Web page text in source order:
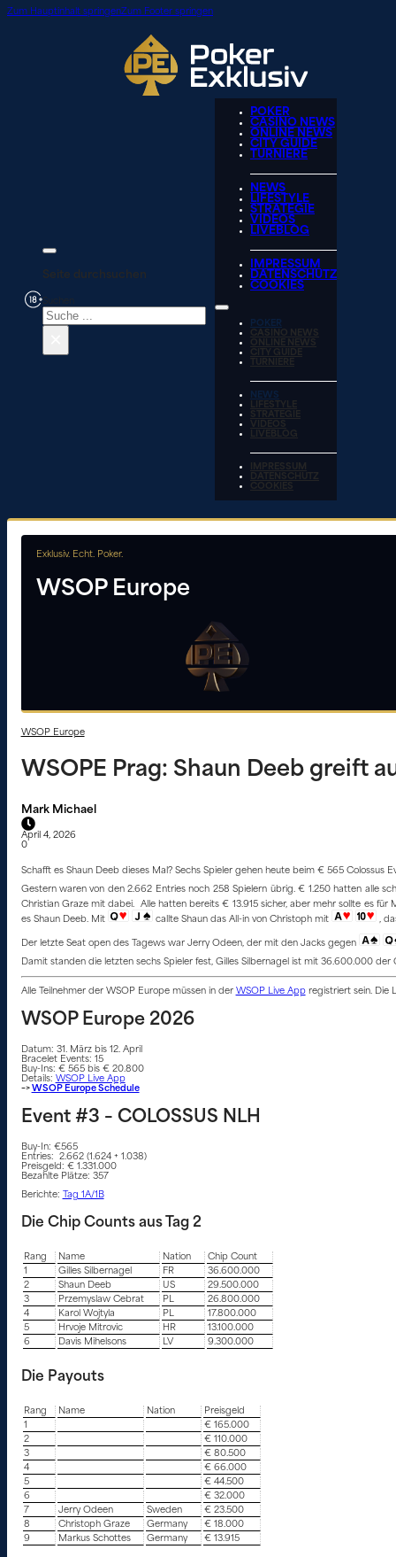
Zum Hauptinhalt springenZum Footer springen
Seite durchsuchen
POKER
CASINO NEWS
ONLINE NEWS
CITY GUIDE
TURNIERE
NEWS
LIFESTYLE
STRATEGIE
VIDEOS
LIVEBLOG
IMPRESSUM
DATENSCHUTZ
COOKIES
POKER
CASINO NEWS
ONLINE NEWS
CITY GUIDE
TURNIERE
NEWS
LIFESTYLE
STRATEGIE
VIDEOS
LIVEBLOG
IMPRESSUM
DATENSCHUTZ
COOKIES
Exklusiv. Echt. Poker.
WSOP Europe
WSOP Europe
WSOPE Prag: Shaun Deeb greift
Mark Michael
April 4, 2026
0
Schafft es Shaun Deeb dieses Mal? Sechs Spieler gehen heute beim € 565 Colossus
Gestern waren von den 2.662 Entries noch 258 Spielern übrig. € 1.250 hatten alle
Christian Graze mit dabei. Alle hatten bereits € 13.915 sicher, aber mehr sollte es
es Shaun Deeb. Mit
callte Shaun das All-in von Christoph mit ,
Der letzte Seat open des Tagews war Jerry Odeen, der mit den Jacks gegen
Damit standen die letzten sechs Spieler fest, Gilles Silbernagel ist mit 36.600.000
Alle Teilnehmer der WSOP Europe müssen in der WSOP Live Appregistriert sein. Die
WSOP Europe 2026
Datum: 31. März bis 12. April
Bracelet Events: 15
Buy-Ins: € 565 bis € 20.800
Details: WSOP Live App
–>WSOP Europe Schedule
Event #3 – COLOSSUS NLH
Buy-In: €565
Entries: 2.662 (1.624 + 1.038)
Preisgeld: € 1.331.000
Bezahlte Plätze: 357
Berichte: Tag 1A/1B
Die Chip Counts aus Tag 2
Rang Name Nation
Chip Count
1
Gilles Silbernagel FR
36.600.000
2
Shaun Deeb US
29.500.000
3
Przemyslaw Cebrat PL
26.800.000
4
Karol Wojtyla PL
17.800.000
5
Hrvoje Mitrovic HR
13.100.000
6
Davis Mihelsons LV 9.300.000
Die Payouts
Rang Name Nation
Preisgeld
1
€ 165.000
2
€ 110.000
3
€ 80.500
4
€ 66.000
5
€ 44.500
6
€ 32.000
7
Jerry Odeen Sweden
€ 23.500
8
Christoph Graze Germany
€ 18.000
9
Markus Schottes Germany € 13.915